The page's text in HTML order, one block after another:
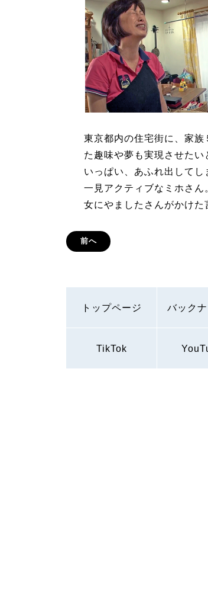
東京都内の住宅街に、家
た趣味や夢も実現させた
いっぱい、あふれ出してし
一見アクティブなミホさ
女にやましたさんがかけた
前へ
トップページ バック
TikTok